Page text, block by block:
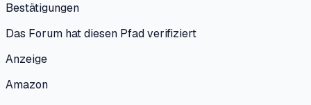
Bestätigungen
Das Forum hat diesen Pfad verifiziert
Anzeige
Amazon